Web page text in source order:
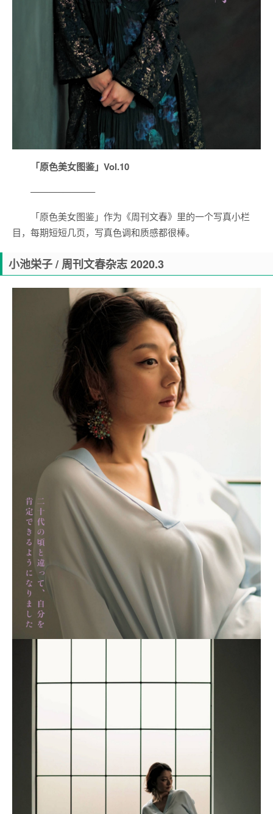
「原色美女图鉴」Vol.10
———–———–
「原色美女图鉴」作为《周刊文春》里的一个写真小栏
目，每期短短几页，写真色调和质感都很棒。
小池栄子 / 周刊文春杂志 2020.3